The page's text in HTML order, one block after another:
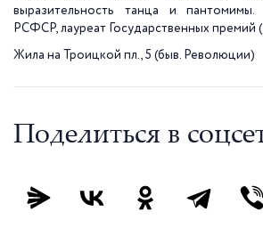
выразительность танца и пантомимы.
РСФСР, лауреат Государственных премий
Жила на Троицкой пл., 5 (быв. Революции)
Поделиться в